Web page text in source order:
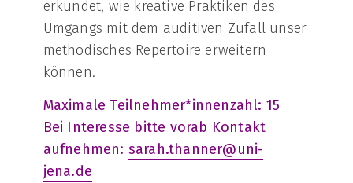
erkundet, wie kreative Praktiken des
Umgangs mit dem auditiven Zufall unser
methodisches Repertoire erweitern
können.
Maximale Teilnehmer*innenzahl: 15
Bei Interesse bitte vorab Kontakt
aufnehmen: sarah.thanner@uni-
jena.de